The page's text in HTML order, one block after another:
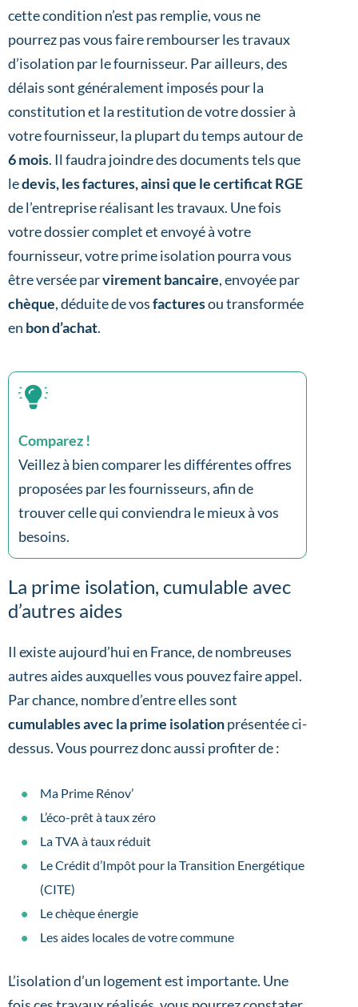
cette condition n’est pas remplie, vous ne
pourrez pas vous faire rembourser les travaux
d’isolation par le fournisseur. Par ailleurs, des
délais sont généralement imposés pour la
constitution et la restitution de votre dossier à
votre fournisseur, la plupart du temps autour de
6 mois. Il faudra joindre des documents tels que
ledevis, les factures, ainsi que le certificat RGE
de l’entreprise réalisant les travaux. Une fois
votre dossier complet et envoyé à votre
fournisseur, votre prime isolation pourra vous
être versée parvirement bancaire, envoyée par
chèque, déduite de vosfacturesou transformée
en bon d’achat.
Comparez !
Veillez à bien comparer les différentes offres
proposées par les fournisseurs, afin de
trouver celle qui conviendra le mieux à vos
besoins.
La prime isolation, cumulable avec
d’autres aides
Il existe aujourd’hui en France, de nombreuses
autres aides auxquelles vous pouvez faire appel.
Par chance, nombre d’entre elles sont
cumulables avec la prime isolationprésentée ci-
dessus. Vous pourrez donc aussi profiter de :
Ma Prime Rénov’
L’éco-prêt à taux zéro
La TVA à taux réduit
Le Crédit d’Impôt pour la Transition Energétique
(CITE)
Le chèque énergie
Les aides locales de votre commune
L’isolation d’un logement est importante. Une